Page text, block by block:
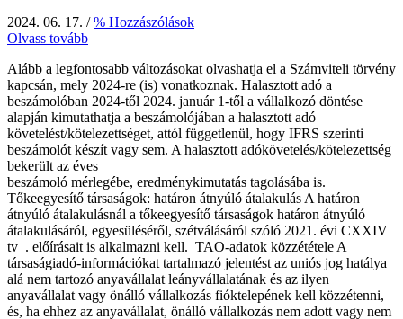
2024. 06. 17. / % Hozzászólások
Olvass tovább
Alább a legfontosabb változásokat olvashatja el a Számviteli törvény
kapcsán, mely 2024-re (is) vonatkoznak. Halasztott adó a
beszámolóban 2024-től 2024. január 1-től a vállalkozó döntése
alapján kimutathatja a beszámolójában a halasztott adó
követelést/kötelezettséget, attól függetlenül, hogy IFRS szerinti
beszámolót készít vagy sem. A halasztott adókövetelés/kötelezettség
bekerült az éves
beszámoló mérlegébe, eredménykimutatás tagolásába is.
Tőkeegyesítő társaságok: határon átnyúló átalakulás A határon
átnyúló átalakulásnál a tőkeegyesítő társaságok határon átnyúló
átalakulásáról, egyesüléséről, szétválásáról szóló 2021. évi CXXIV
tv . előírásait is alkalmazni kell. TAO-adatok közzététele A
társaságiadó-információkat tartalmazó jelentést az uniós jog hatálya
alá nem tartozó anyavállalat leányvállalatának és az ilyen
anyavállalat vagy önálló vállalkozás fióktelepének kell közzétenni,
és, ha ehhez az anyavállalat, önálló vállalkozás nem adott vagy nem